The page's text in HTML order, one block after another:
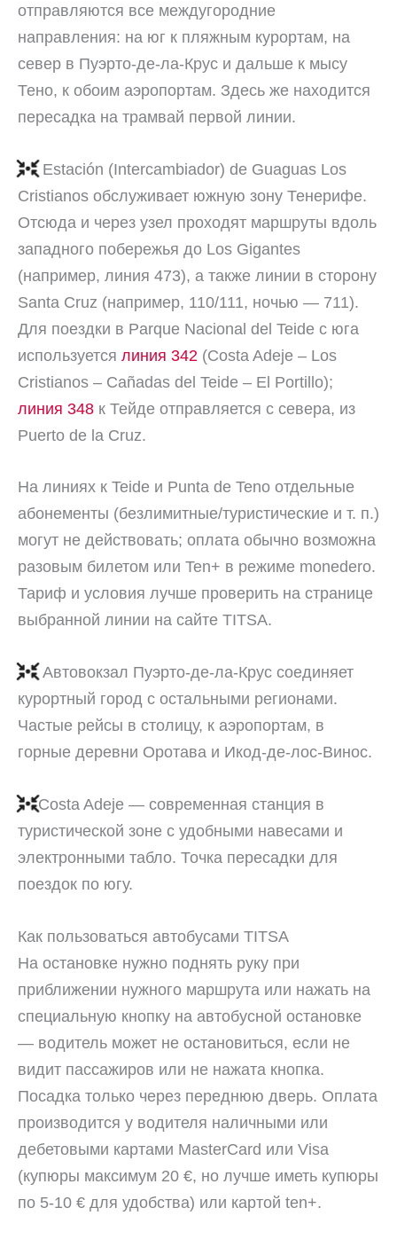
отправляются все междугородние
направления: на юг к пляжным курортам, на
север в Пуэрто-де-ла-Крус и дальше к мысу
Тено, к обоим аэропортам. Здесь же находится
пересадка на трамвай первой линии.
Estación (Intercambiador) de Guaguas Los
Cristianos обслуживает южную зону Тенерифе.
Отсюда и через узел проходят маршруты вдоль
западного побережья до Los Gigantes
(например, линия 473), а также линии в сторону
Santa Cruz (например, 110/111, ночью — 711).
Для поездки в Parque Nacional del Teide с юга
используется линия 342 (Costa Adeje – Los
Cristianos – Cañadas del Teide – El Portillo);
линия 348 к Тейде отправляется с севера, из
Puerto de la Cruz.
На линиях к Teide и Punta de Teno отдельные
абонементы (безлимитные/туристические и т. п.)
могут не действовать; оплата обычно возможна
разовым билетом или Ten+ в режиме monedero.
Тариф и условия лучше проверить на странице
выбранной линии на сайте TITSA.
Автовокзал Пуэрто-де-ла-Крус соединяет
курортный город с остальными регионами.
Частые рейсы в столицу, к аэропортам, в
горные деревни Оротава и Икод-де-лос-Винос.
Costa Adeje — современная станция в
туристической зоне с удобными навесами и
электронными табло. Точка пересадки для
поездок по югу.
Как пользоваться автобусами TITSA
На остановке нужно поднять руку при
приближении нужного маршрута или нажать на
специальную кнопку на автобусной остановке
— водитель может не остановиться, если не
видит пассажиров или не нажата кнопка.
Посадка только через переднюю дверь. Оплата
производится у водителя наличными или
дебетовыми картами MasterCard или Visa
(купюры максимум 20 €, но лучше иметь купюры
по 5-10 € для удобства) или картой ten+.